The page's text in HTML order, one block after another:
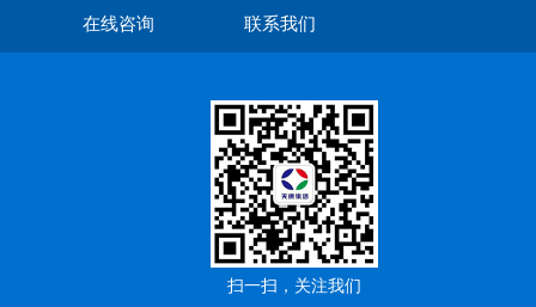
在线咨询 联系我们
扫一扫，关注我们